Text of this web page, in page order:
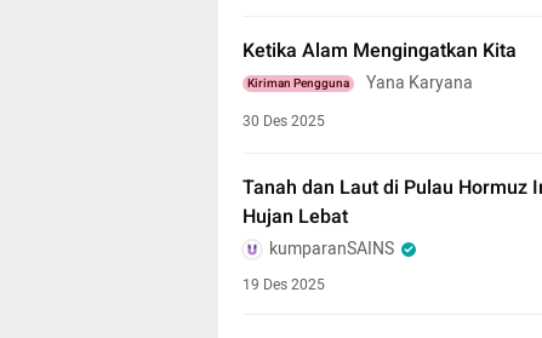
Ketika Alam Mengingatkan Kita
Kiriman Pengguna Yana Karyana
30 Des 2025
Tanah dan Laut di Pulau Hormuz
Hujan Lebat
kumparanSAINS
19 Des 2025